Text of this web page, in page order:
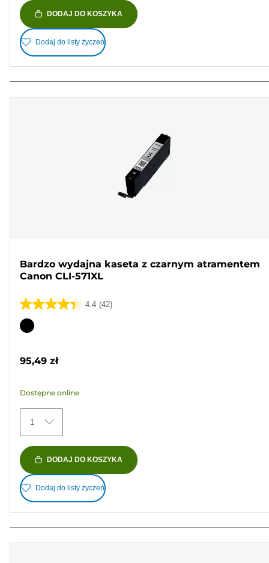
DODAJ DO KOSZYKA
Dodaj do listy życzeń
Bardzo wydajna kaseta z czarnym atramentem
Canon CLI-571XL
4.4 (42)
4.4
na
42
Wkład
95,49 zł
Dostępne online
1
DODAJ DO KOSZYKA
Dodaj do listy życzeń